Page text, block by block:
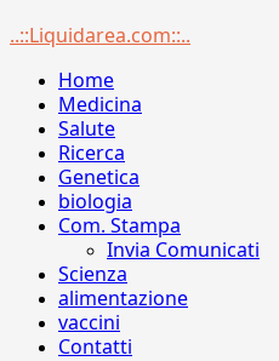
Menu
..::Liquidarea.com::..
Home
Medicina
Salute
Ricerca
Genetica
biologia
Com. Stampa
Invia Comunicati
Scienza
alimentazione
vaccini
Contatti